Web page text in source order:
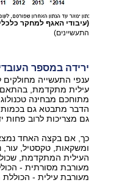
(עיבודי האגף למחקר
התעשיינים)
ירידה במספר
עילית מתקדמת, בהתאם
מתוחכם מבחינה
הדבר מתבטא גם בכמות
גם מצריכות לרוב פחות
כך, אם בקצה האחד
ומשקאות, טקסטיל, עור,
העילית המתקדמת,
מעורבת מסורתית -
מעורבת עילית - הכוללת